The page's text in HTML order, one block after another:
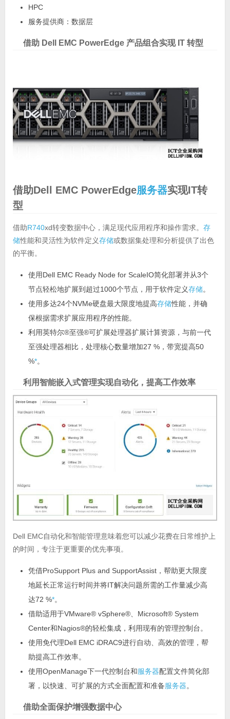
HPC
服务提供商：数据层
借助 Dell EMC PowerEdge 产品组合实现 IT 转型
借助Dell EMC PowerEdge服务器实现IT转
型
借助R740xd转变数据中心，满足现代应用程序和操作需求。 存
储性能和灵活性为软件定义存储或数据集处理和分析提供了出色
的平衡。
使用Dell EMC Ready Node for ScaleIO简化部署并从3个
节点轻松地扩展到超过1000个节点，用于软件定义存储。
使用多达24个NVMe硬盘最大限度地提高存储性能，并确
保根据需求扩展应用程序的性能。
利用英特尔®至强®可扩展处理器扩展计算资源，与前一代
至强处理器相比，处理核心数量增加27 %，带宽提高50
%*。
利用智能嵌入式管理实现自动化，提高工作效率
Dell EMC自动化和智能管理意味着您可以减少花费在日常维护上
的时间，专注于更重要的优先事项。
凭借ProSupport Plus and SupportAssist，帮助更大限度
地延长正常运行时间并将IT解决问题所需的工作量减少高
达72 %*。
借助适用于VMware® vSphere®、Microsoft® System
Center和Nagios®的轻松集成，利用现有的管理控制台。
使用免代理Dell EMC iDRAC9进行自动、高效的管理，帮
助提高工作效率。
使用OpenManage下一代控制台和服务器配置文件简化部
署，以快速、可扩展的方式全面配置和准备服务器。
借助全面保护增强数据中心